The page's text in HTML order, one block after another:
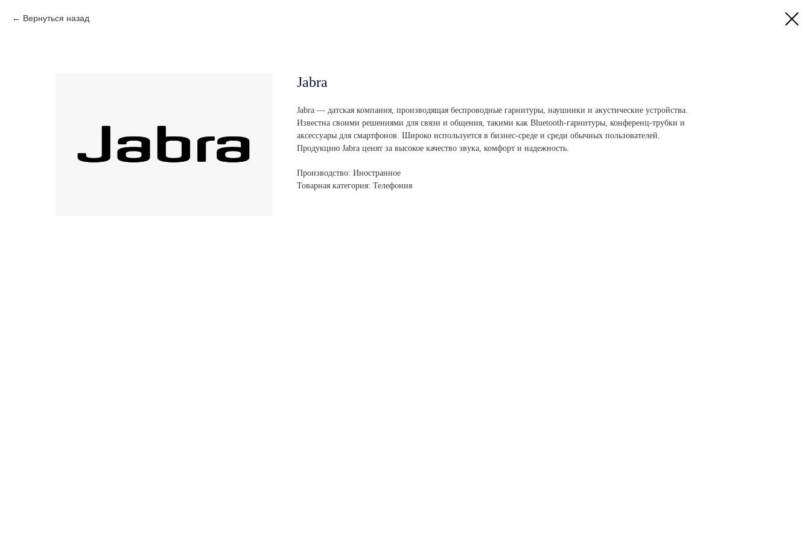
Вернуться назад
Jabra
Jabra — датская компания, производящая беспроводные гарнитуры, наушники и акустические устройства.
Известна своими решениями для связи и общения, такими как Bluetooth-гарнитуры, конференц-трубки и
аксессуары для смартфонов. Широко используется в бизнес-среде и среди обычных пользователей.
Продукцию Jabra ценят за высокое качество звука, комфорт и надежность.
Производство: Иностранное
Товарная категория: Телефония